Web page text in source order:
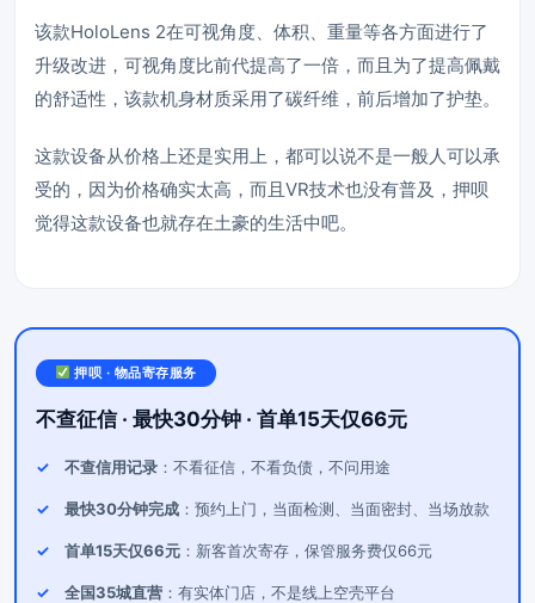
该款HoloLens 2在可视角度、体积、重量等各方面进行了
升级改进，可视角度比前代提高了一倍，而且为了提高佩戴
的舒适性，该款机身材质采用了碳纤维，前后增加了护垫。
这款设备从价格上还是实用上，都可以说不是一般人可以承
受的，因为价格确实太高，而且VR技术也没有普及， 押呗
觉得这款设备也就存在土豪的生活中吧。
押呗 · 物品寄存服务
不查征信 · 最快30分钟 · 首单15天仅66元
不查信用记录 ：不看征信，不看负债，不问用途
最快30分钟完成 ：预约上门，当面检测、当面密封、当场放款
首单15天仅66元 ：新客首次寄存，保管服务费仅66元
全国35城直营 ：有实体门店，不是线上空壳平台